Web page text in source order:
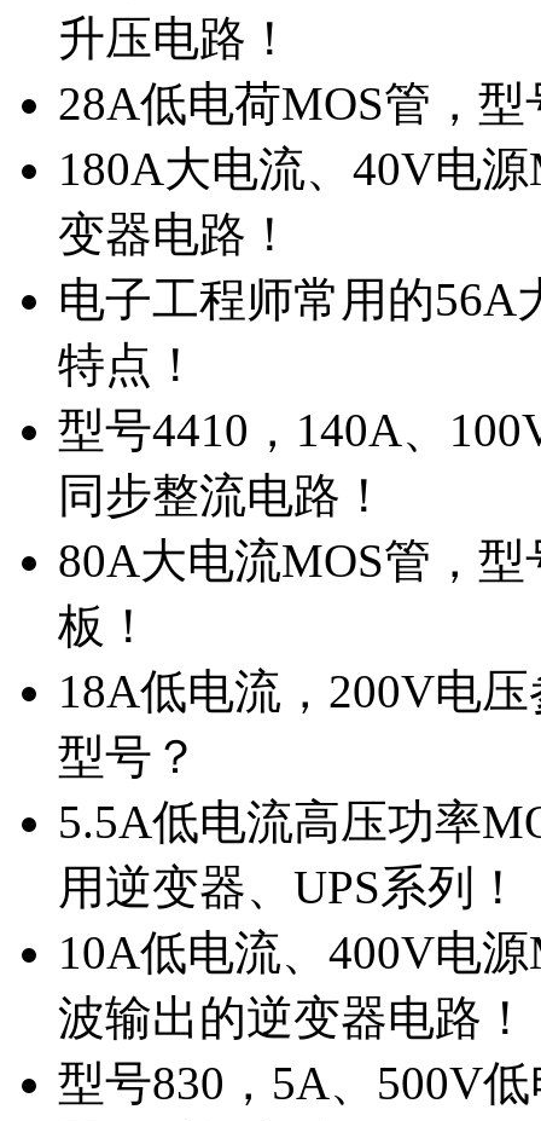
升压电路！
28A低电荷MOS管，
180A大电流、40V电
变器电路！
电子工程师常用的56A
特点！
型号4410，140A、
同步整流电路！
80A大电流MOS管，
板！
18A低电流，200V电
型号？
5.5A低电流高压功率
用逆变器、UPS系列！
10A低电流、400V电
波输出的逆变器电路！
型号830，5A、500V